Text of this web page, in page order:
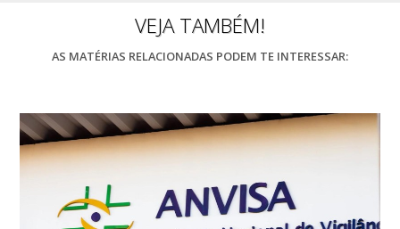
VEJA TAMBÉM!
AS MATÉRIAS RELACIONADAS PODEM TE INTERESSAR: